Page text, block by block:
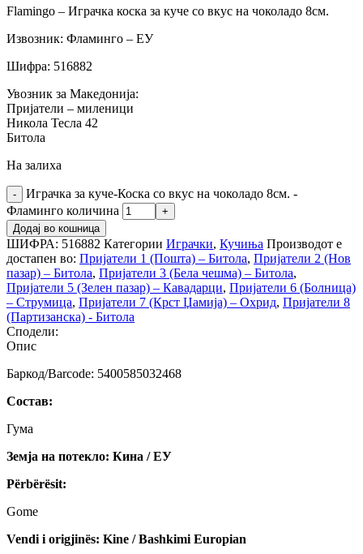
Flamingo – Играчка коска за куче со вкус на чоколадо 8см.
Извозник: Фламинго – ЕУ
Шифра: 516882
Увозник за Македонија:
Пријатели – миленици
Никола Тесла 42
Битола
На залиха
Играчка за куче-Коска со вкус на чоколадо 8см. -
Фламинго количина
Додај во кошница
ШИФРА: 516882 Категории Играчки, Кучиња Производот е
достапен во: Пријатели 1 (Пошта) – Битола, Пријатели 2 (Нов
пазар) – Битола, Пријатели 3 (Бела чешма) – Битола,
Пријатели 5 (Зелен пазар) – Кавадарци, Пријатели 6 (Болница)
– Струмица, Пријатели 7 (Крст Џамија) – Охрид, Пријатели 8
(Партизанска) - Битола
Сподели:
Опис
Баркод/Barcode: 5400585032468
Состав:
Гума
Земја на потекло: Кина / ЕУ
Përbërësit:
Gome
Vendi i origjinës: Kine / Bashkimi Europian